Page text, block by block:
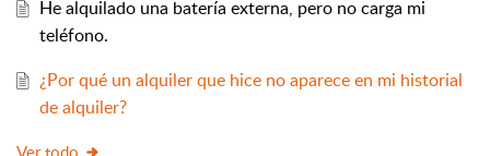
He alquilado una batería externa, pero no carga mi
teléfono.
¿Por qué un alquiler que hice no aparece en mi historial
de alquiler?